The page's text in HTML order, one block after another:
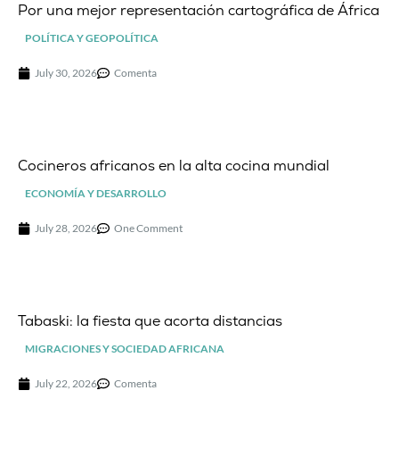
Por una mejor representación cartográfica de África
POLÍTICA Y GEOPOLÍTICA
July 30, 2026 Comenta
Cocineros africanos en la alta cocina mundial
ECONOMÍA Y DESARROLLO
July 28, 2026 One Comment
Tabaski: la fiesta que acorta distancias
MIGRACIONES Y SOCIEDAD AFRICANA
July 22, 2026 Comenta